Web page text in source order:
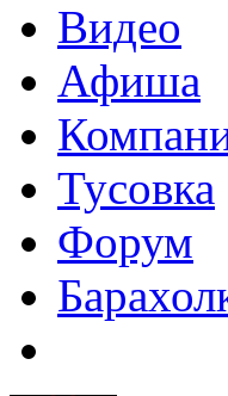
Видео
Афиша
Тусовка
Форум